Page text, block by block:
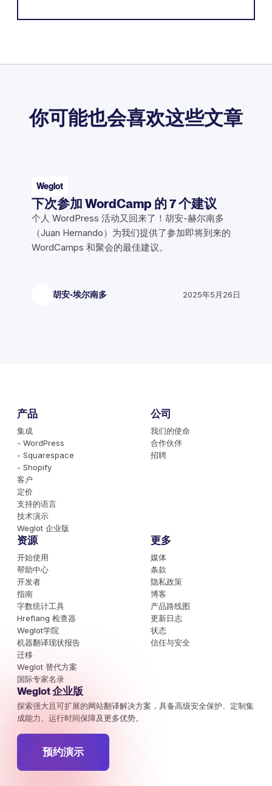
你可能也会喜欢这些文章
Weglot
下次参加 WordCamp 的 7 个建议
个人 WordPress 活动又回来了！胡安-赫尔南多
（Juan Hernando）为我们提供了参加即将到来的
WordCamps 和聚会的最佳建议。
胡安-埃尔南多 2025年5月26日
产品
集成
- WordPress
- Squarespace
- Shopify
客户
定价
支持的语言
技术演示
Weglot 企业版
公司
我们的使命
合作伙伴
招聘
资源
开始使用
帮助中心
开发者
指南
字数统计工具
Hreflang 检查器
Weglot学院
机器翻译现状报告
迁移
Weglot 替代方案
国际专家名录
更多
媒体
条款
隐私政策
博客
产品路线图
更新日志
状态
信任与安全
Weglot 企业版
探索强大且可扩展的网站翻译解决方案，具备高级安全保护、定制集
成能力、运行时间保障及更多优势。
预约演示